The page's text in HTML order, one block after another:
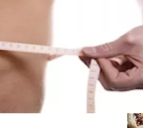
بعد فقدان الوزن؟- "الكونسلتو" يجيب